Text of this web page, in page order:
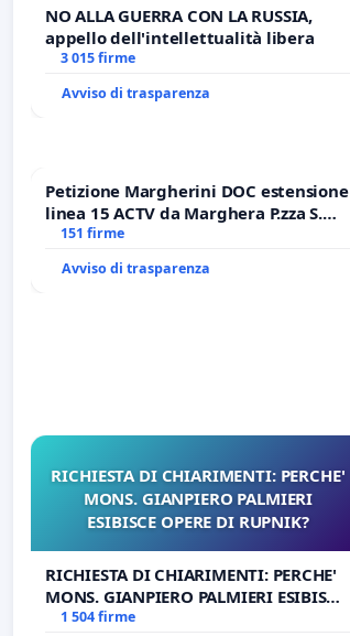
NO ALLA GUERRA CON LA RUSSIA,
appello dell'intellettualità libera
3 015 firme
Avviso di trasparenza
Petizione Margherini DOC estensione
linea 15 ACTV da Marghera P.zza S.
Antonio all'aeroporto Marco Polo
151 firme
Avviso di trasparenza
RICHIESTA DI CHIARIMENTI: PERCHE'
MONS. GIANPIERO PALMIERI
ESIBISCE OPERE DI RUPNIK?
RICHIESTA DI CHIARIMENTI: PERCHE'
MONS. GIANPIERO PALMIERI ESIBISCE
OPERE DI RUPNIK?
1 504 firme